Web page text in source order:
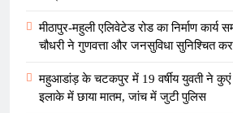
मीठापुर-महुली एलिवेटेड रोड का निर्माण कार्य
चौधरी ने गुणवत्ता और जनसुविधा सुनिश्चित
महुआडांड़ के चटकपुर में 19 वर्षीय युवती ने
इलाके में छाया मातम, जांच में जुटी पुलिस